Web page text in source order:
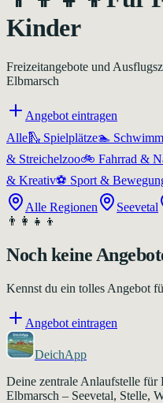
Kinder
Freizeitangebote und
Elbmarsch
Angebot eintragen
Alle🛝 Spielplätze🏊
& Streichelzoo🚲 Fahrrad &
& Kreativ⚽ Sport &
Alle Regionen
Seevetal
👨‍👩‍👧‍👦
Noch keine
Kennst du ein tolles Angebot
Angebot eintragen
DeichApp
Deine zentrale Anlaufstelle
Elbmarsch – Seevetal, Stelle,